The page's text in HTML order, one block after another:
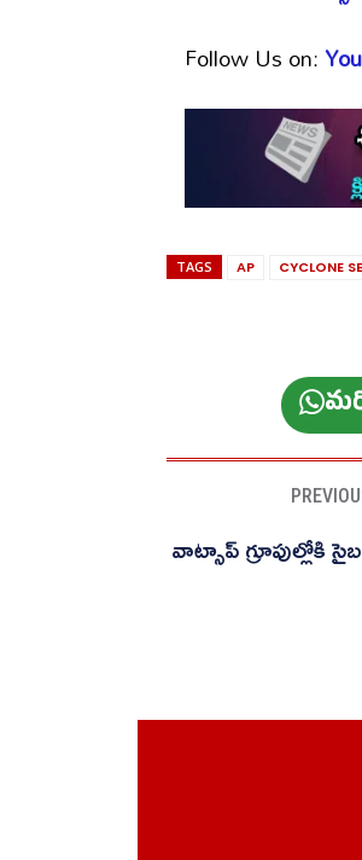
Follow Us on:
TAGS AP CYCLONE
వాట్సాప్‌ గ్రూపుల్లోకి